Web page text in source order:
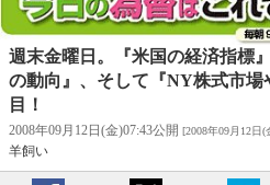
週末金曜日。『米国の経済指標
の動向』、そして『NY株式市
目！
2008年09月12日(金)07:43公開 [2008年09月12日(
羊飼い